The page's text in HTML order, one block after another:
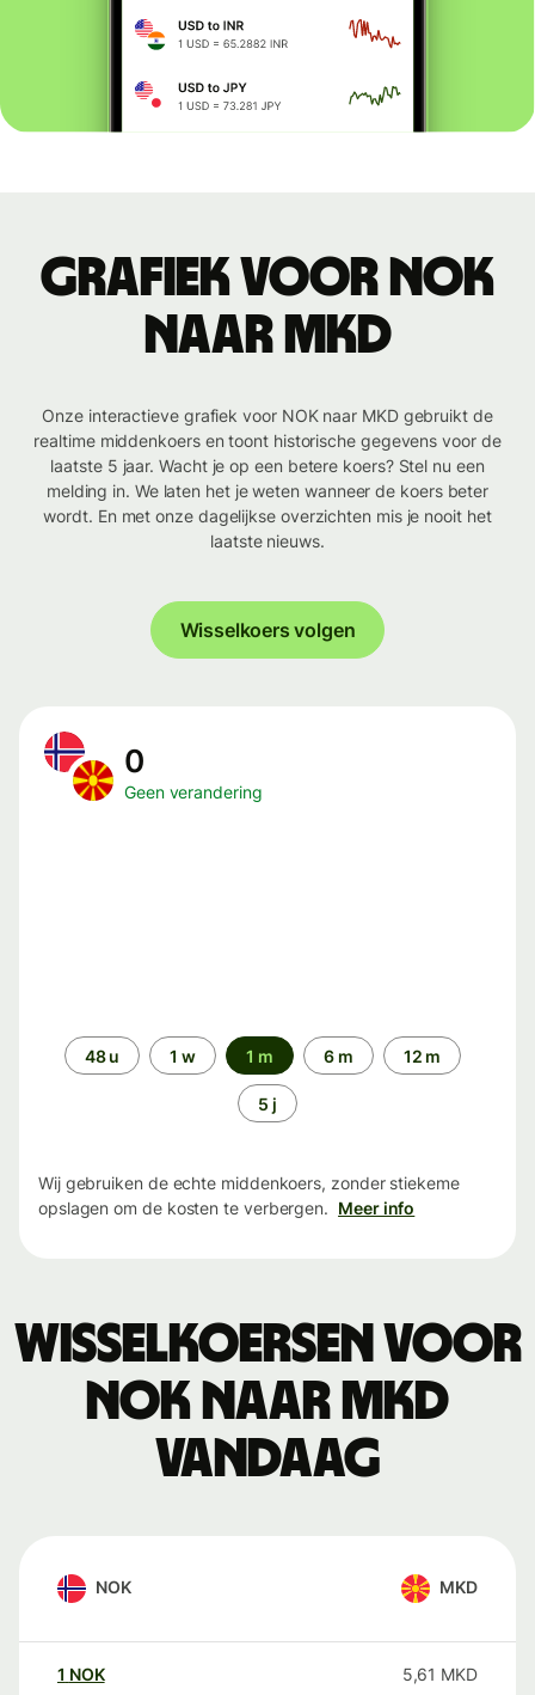
Grafiek voor NOK
naar MKD
Onze interactieve grafiek voor NOK naar MKD gebruikt de
realtime middenkoers en toont historische gegevens voor de
laatste 5 jaar. Wacht je op een betere koers? Stel nu een
melding in. We laten het je weten wanneer de koers beter
wordt. En met onze dagelijkse overzichten mis je nooit het
laatste nieuws.
Wisselkoers volgen
0
Geen verandering
Periode48 u 1 w 1 m 6 m 12 m
5 j
Wij gebruiken de echte middenkoers, zonder stiekeme
opslagen om de kosten te verbergen. Meer info
Wisselkoersen voor
NOK naar MKD
vandaag
NOK MKD
1 NOK 5,61 MKD